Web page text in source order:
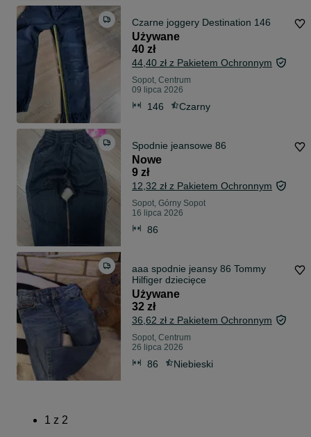
Czarne joggery Destination 146
Używane
40 zł
44,40 zł z Pakietem Ochronnym
Sopot, Centrum
09 lipca 2026
146 Czarny
Spodnie jeansowe 86
Nowe
9 zł
12,32 zł z Pakietem Ochronnym
Sopot, Górny Sopot
16 lipca 2026
86
aaa spodnie jeansy 86 Tommy
Hilfiger dziecięce
Używane
32 zł
36,62 zł z Pakietem Ochronnym
Sopot, Centrum
26 lipca 2026
86 Niebieski
1 z 2